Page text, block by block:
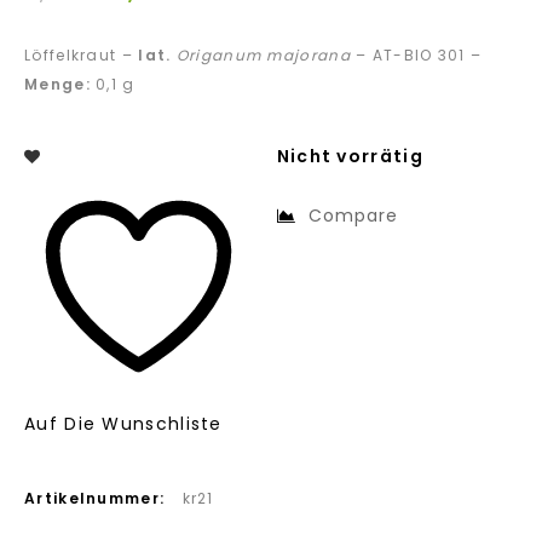
Löffelkraut – lat. Origanum majorana– AT-BIO 301 –
Menge: 0,1 g
Nicht vorrätig
Auf Die Wunschliste
Compare
Artikelnummer: kr21